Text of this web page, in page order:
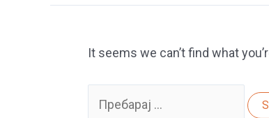
It seems we can’t find what
for: